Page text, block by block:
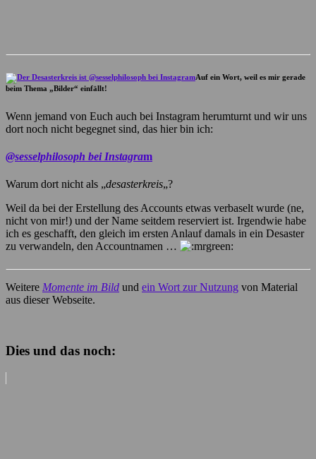
Auf ein Wort, weil es mir gerade
beim Thema „Bilder“ einfällt!
Wenn jemand von Euch auch bei Instagram herumturnt und wir uns
dort noch nicht begegnet sind, das hier bin ich:
@sesselphilosoph bei Instagram
Warum dort nicht als „desasterkreis„?
Weil da bei der Erstellung des Accounts etwas verbaselt wurde (ne,
nicht von mir!) und der Name seitdem reserviert ist. Irgendwie habe
ich es geschafft, den gleich im ersten Anlauf damals in ein Desaster
zu verwandeln, den Accountnamen …
Weitere Momente im Bild und ein Wort zur Nutzung von Material
aus dieser Webseite.
Dies und das noch: